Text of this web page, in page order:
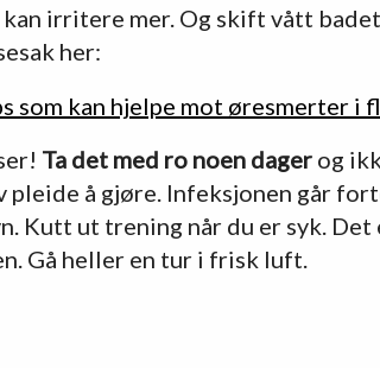
kan irritere mer. Og skift vått
her:
som kan hjelpe mot øresmerter i
Ta det med ro noen dagerog
pleide å gjøre. Infeksjonen går
Kutt ut trening når du er syk. Det
Gå heller en tur i frisk luft.